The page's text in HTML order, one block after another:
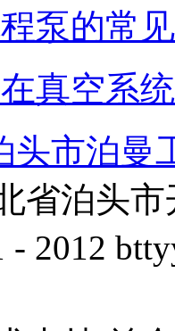
泵的常
真空系
头市泊曼
省泊头
- 2012